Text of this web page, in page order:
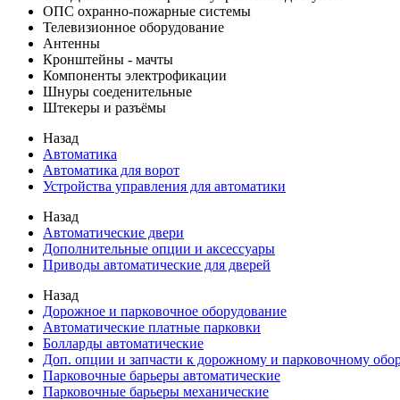
ОПС охранно-пожарные системы
Телевизионное оборудование
Антенны
Кронштейны - мачты
Компоненты электрофикации
Шнуры соеденительные
Штекеры и разъёмы
Назад
Автоматика
Автоматика для ворот
Устройства управления для автоматики
Назад
Автоматические двери
Дополнительные опции и аксессуары
Приводы автоматические для дверей
Назад
Дорожное и парковочное оборудование
Автоматические платные парковки
Болларды автоматические
Доп. опции и запчасти к дорожному и парковочному
Парковочные барьеры автоматические
Парковочные барьеры механические